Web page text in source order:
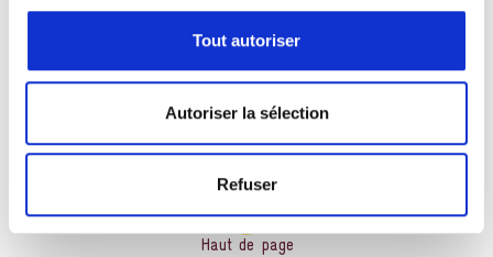
Tout autoriser
Autoriser la sélection
Refuser
SOUVENIRS DE L’ÉDITION 2021…
Haut de page